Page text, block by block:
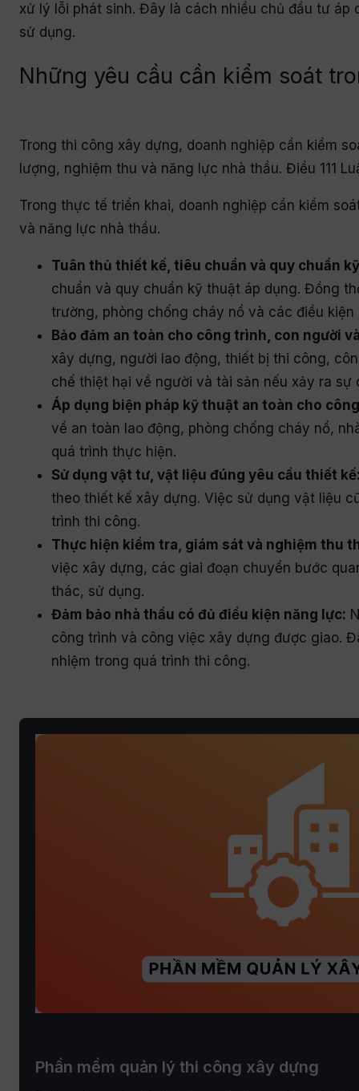
xử lý lỗi phát sinh. Đây là cách nhiều chủ đầu tư
sử dụng.
Những yêu cầu cần kiểm soát
Trong thi công xây dựng, doanh nghiệp cần kiểm
lượng, nghiệm thu và năng lực nhà thầu. Điều 111
Trong thực tế triển khai, doanh nghiệp cần kiểm
và năng lực nhà thầu.
Tuân thủ thiết kế, tiêu chuẩn và quy chuẩn
chuẩn và quy chuẩn kỹ thuật áp dụng. Đồng
trường, phòng chống cháy nổ và các điều
Bảo đảm an toàn cho công trình, con người
xây dựng, người lao động, thiết bị thi công,
chế thiệt hại về người và tài sản nếu xảy ra sự
Áp dụng biện pháp kỹ thuật an toàn cho
về an toàn lao động, phòng chống cháy nổ,
quá trình thực hiện.
Sử dụng vật tư, vật liệu đúng yêu cầu thiết
theo thiết kế xây dựng. Việc sử dụng vật liệu
trình thi công.
Thực hiện kiểm tra, giám sát và nghiệm thu
việc xây dựng, các giai đoạn chuyển bước
thác, sử dụng.
Đảm bảo nhà thầu có đủ điều kiện năng lực:
công trình và công việc xây dựng được giao.
nhiệm trong quá trình thi công.
Phần mềm quản lý thi công xây dựng